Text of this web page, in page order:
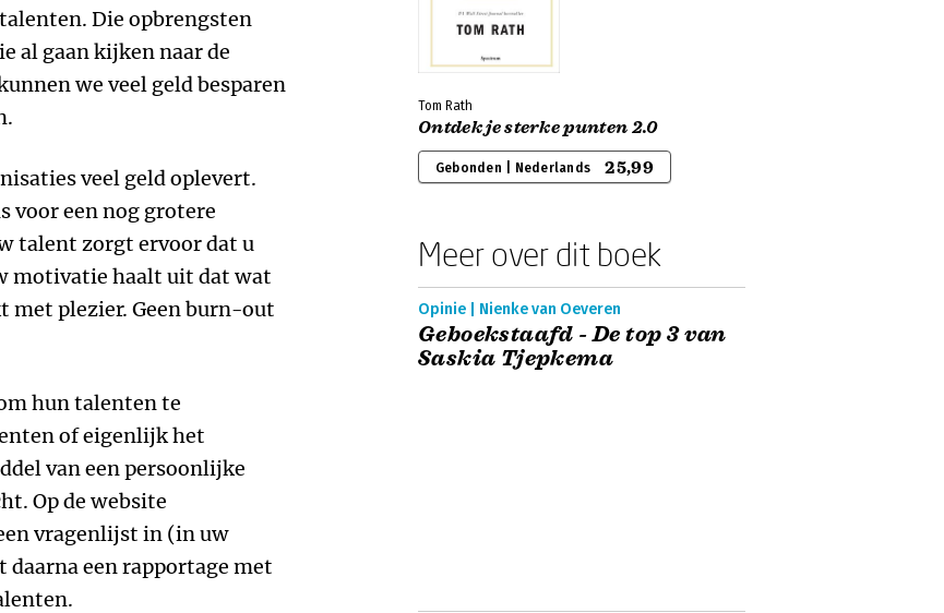
Die opbrengsten
al gaan kijken naar de
we veel geld besparen
veel geld oplevert.
voor een nog grotere
talent zorgt ervoor dat u
motivatie haalt uit dat wat
met plezier. Geen burn-out
hun talenten te
of eigenlijk het
van een persoonlijke
Op de website
vragenlijst in (in uw
een rapportage met
Tom Rath
Ontdek je sterke punten 2.0
Gebonden | Nederlands 25,99
Meer over dit boek
Opinie | Nienke van Oeveren
Geboekstaafd - De top 3 van
Saskia Tjepkema